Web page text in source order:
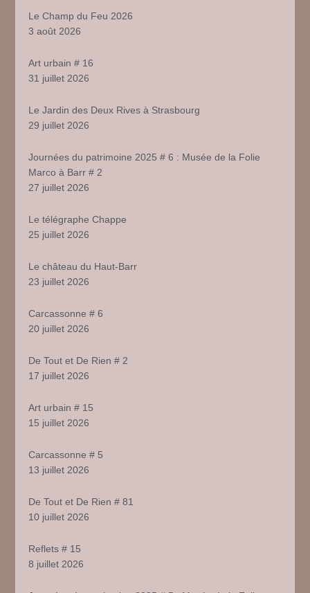
Le Champ du Feu 2026
3 août 2026
Art urbain # 16
31 juillet 2026
Le Jardin des Deux Rives à Strasbourg
29 juillet 2026
Journées du patrimoine 2025 # 6 : Musée de la Folie
Marco à Barr # 2
27 juillet 2026
Le télégraphe Chappe
25 juillet 2026
Le château du Haut-Barr
23 juillet 2026
Carcassonne # 6
20 juillet 2026
De Tout et De Rien # 2
17 juillet 2026
Art urbain # 15
15 juillet 2026
Carcassonne # 5
13 juillet 2026
De Tout et De Rien # 81
10 juillet 2026
Reflets # 15
8 juillet 2026